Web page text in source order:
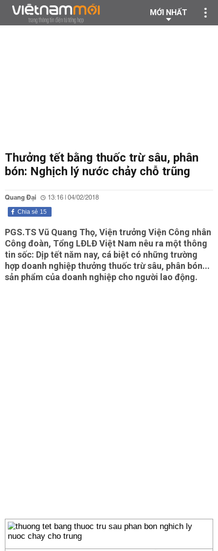
MỚI NHẤT
Thưởng tết bằng thuốc trừ sâu, phân
bón: Nghịch lý nước chảy chỗ trũng
Quang Đại 13:16 | 04/02/2018
15
Chia sẻ
PGS.TS Vũ Quang Thọ, Viện trưởng Viện Công nhân
Công đoàn, Tổng LĐLĐ Việt Nam nêu ra một thông
tin sốc: Dịp tết năm nay, cá biệt có những trường
hợp doanh nghiệp thưởng thuốc trừ sâu, phân bón...
sản phẩm của doanh nghiệp cho người lao động.